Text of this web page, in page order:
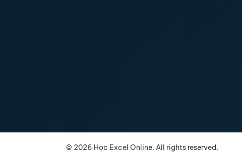
© 2026 Học Excel Online. All rights reserved.